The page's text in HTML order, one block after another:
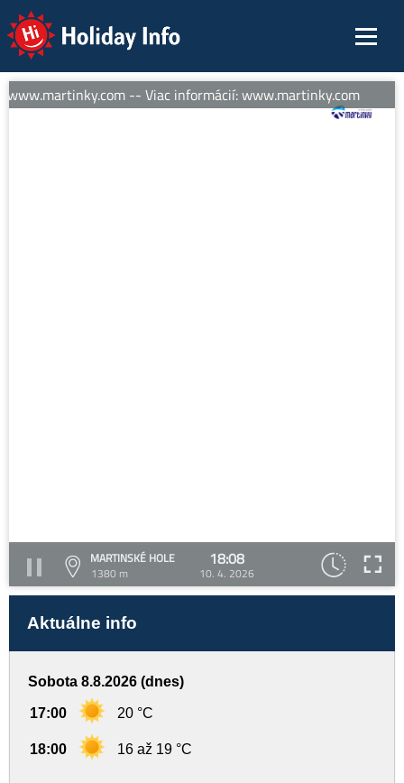
Holiday Info
-- Viac informácií: www.martinky.com
MARTINSKÉ HOLE
1380 m
18:08
10. 4. 2026
Aktuálne info
Sobota 8.8.2026 (dnes)
17:00 20 °C
18:00 16 až 19 °C